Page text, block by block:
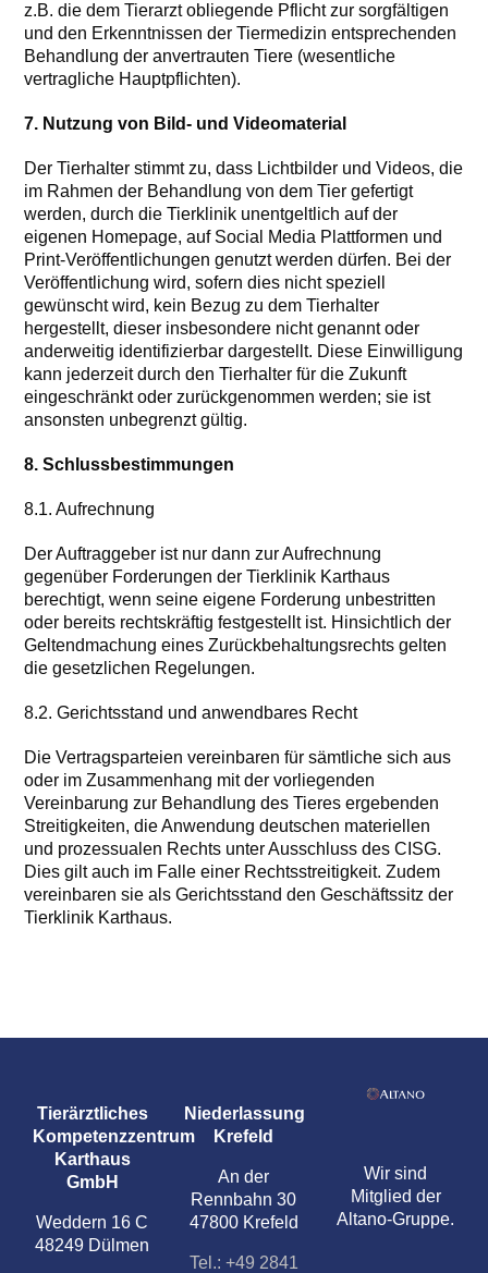
z.B. die dem Tierarzt obliegende Pflicht zur sorgfältigen
und den Erkenntnissen der Tiermedizin entsprechenden
Behandlung der anvertrauten Tiere (wesentliche
vertragliche Hauptpflichten).
7. Nutzung von Bild- und Videomaterial
Der Tierhalter stimmt zu, dass Lichtbilder und Videos, die
im Rahmen der Behandlung von dem Tier gefertigt
werden, durch die Tierklinik unentgeltlich auf der
eigenen Homepage, auf Social Media Plattformen und
Print-Veröffentlichungen genutzt werden dürfen. Bei der
Veröffentlichung wird, sofern dies nicht speziell
gewünscht wird, kein Bezug zu dem Tierhalter
hergestellt, dieser insbesondere nicht genannt oder
anderweitig identifizierbar dargestellt. Diese Einwilligung
kann jederzeit durch den Tierhalter für die Zukunft
eingeschränkt oder zurückgenommen werden; sie ist
ansonsten unbegrenzt gültig.
8. Schlussbestimmungen
8.1. Aufrechnung
Der Auftraggeber ist nur dann zur Aufrechnung
gegenüber Forderungen der Tierklinik Karthaus
berechtigt, wenn seine eigene Forderung unbestritten
oder bereits rechtskräftig festgestellt ist. Hinsichtlich der
Geltendmachung eines Zurückbehaltungsrechts gelten
die gesetzlichen Regelungen.
8.2. Gerichtsstand und anwendbares Recht
Die Vertragsparteien vereinbaren für sämtliche sich aus
oder im Zusammenhang mit der vorliegenden
Vereinbarung zur Behandlung des Tieres ergebenden
Streitigkeiten, die Anwendung deutschen materiellen
und prozessualen Rechts unter Ausschluss des CISG.
Dies gilt auch im Falle einer Rechtsstreitigkeit. Zudem
vereinbaren sie als Gerichtsstand den Geschäftssitz der
Tierklinik Karthaus.
Tierärztliches
Kompetenzzentrum
Karthaus
GmbH
Weddern 16 C
48249 Dülmen
Niederlassung
Krefeld
An der
Rennbahn 30
47800 Krefeld
Tel.: +49 2841
Wir sind
Mitglied der
Altano-Gruppe.